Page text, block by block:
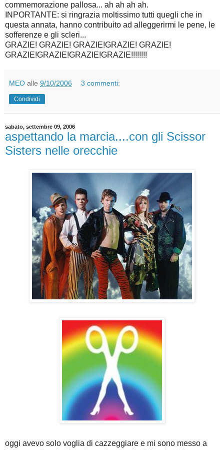
commemorazione pallosa... ah ah ah ah.
INPORTANTE: si ringrazia moltissimo tutti quegli che in
questa annata, hanno contribuito ad alleggerirmi le pene, le
sofferenze e gli scleri...
GRAZIE! GRAZIE! GRAZIE!GRAZIE! GRAZIE!
GRAZIE!GRAZIE!GRAZIE!GRAZIE!!!!!!!!
MEO alle 9/10/2006 3 commenti:
Condividi
sabato, settembre 09, 2006
aspettando la marcia....con gli Scissor
Sisters nelle orecchie
oggi avevo solo voglia di cazzeggiare e mi sono messo a